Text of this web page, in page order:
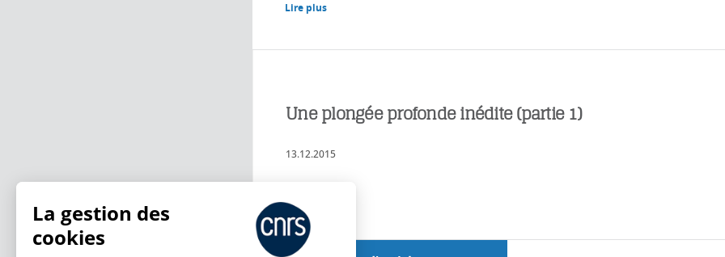
Lire plus
Une plongée profonde inédite (partie 1)
13.12.2015
La gestion des
cookies